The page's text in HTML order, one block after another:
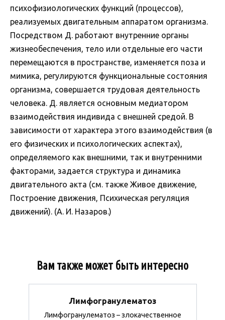
психофизиологических функций (процессов),
реализуемых двигательным аппаратом организма.
Посредством Д. работают внутренние органы
жизнеобеспечения, тело или отдельные его части
перемещаются в пространстве, изменяется поза и
мимика, регулируются функциональные состояния
организма, совершается трудовая деятельность
человека. Д. является основным медиатором
взаимодействия индивида с внешней средой. В
зависимости от характера этого взаимодействия (в
его физических и психологических аспектах),
определяемого как внешними, так и внутренними
факторами, задается структура и динамика
двигательного акта (см. также Живое движение,
Построение движения, Психическая регуляция
движений). (А. И. Назаров.)
Вам также может быть интересно
Лимфогранулематоз
Лимфогранулематоз – злокачественное